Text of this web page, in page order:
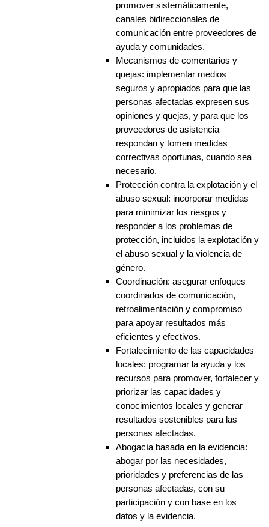
promover sistemáticamente,
canales bidireccionales de
comunicación entre proveedores de
ayuda y comunidades.
Mecanismos de comentarios y
quejas: implementar medios
seguros y apropiados para que las
personas afectadas expresen sus
opiniones y quejas, y para que los
proveedores de asistencia
respondan y tomen medidas
correctivas oportunas, cuando sea
necesario.
Protección contra la explotación y el
abuso sexual: incorporar medidas
para minimizar los riesgos y
responder a los problemas de
protección, incluidos la explotación y
el abuso sexual y la violencia de
género.
Coordinación: asegurar enfoques
coordinados de comunicación,
retroalimentación y compromiso
para apoyar resultados más
eficientes y efectivos.
Fortalecimiento de las capacidades
locales: programar la ayuda y los
recursos para promover, fortalecer y
priorizar las capacidades y
conocimientos locales y generar
resultados sostenibles para las
personas afectadas.
Abogacía basada en la evidencia:
abogar por las necesidades,
prioridades y preferencias de las
personas afectadas, con su
participación y con base en los
datos y la evidencia.